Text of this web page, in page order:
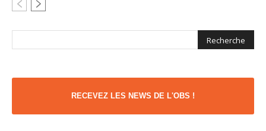
RECEVEZ LES NEWS DE L'OBS !